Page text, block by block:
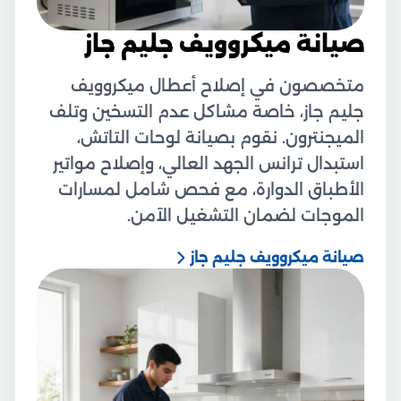
صيانة ميكروويف جليم جاز
متخصصون في إصلاح أعطال ميكروويف
جليم جاز، خاصة مشاكل عدم التسخين وتلف
الميجنترون. نقوم بصيانة لوحات التاتش،
استبدال ترانس الجهد العالي، وإصلاح مواتير
الأطباق الدوارة، مع فحص شامل لمسارات
الموجات لضمان التشغيل الآمن.
صيانة ميكروويف جليم جاز